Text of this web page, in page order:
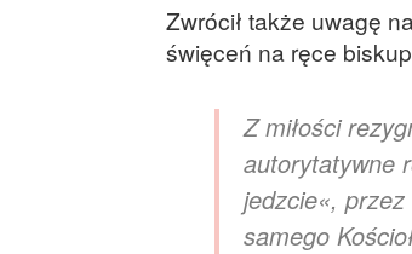
Zwrócił także uwagę
święceń na ręce
Z miłości
autorytatywne
jedzcie«,
samego